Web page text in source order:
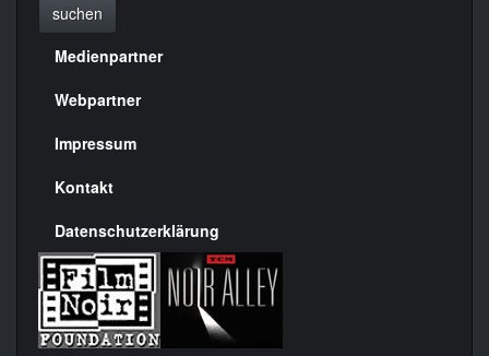
suchen
Menülinks
rechte
Seite
Medienpartner
Webpartner
Impressum
Kontakt
Datenschutzerklärung